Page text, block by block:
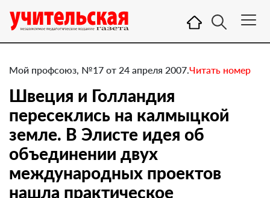
Мой профсоюз, №17 от 24 апреля 2007.Читать номер
Швеция и Голландия
пересеклись на калмыцкой
земле. В Элисте идея об
объединении двух
международных проектов
нашла практическое